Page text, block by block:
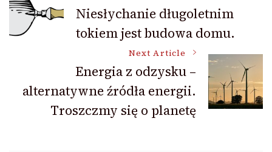
Navigation
Niesłychanie długoletnim
tokiem jest budowa domu.
Next Article
Energia z odzysku –
alternatywne źródła energii.
Troszczmy się o planetę